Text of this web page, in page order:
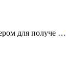
для получе …